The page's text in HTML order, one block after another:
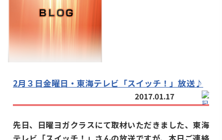
2月３日金曜日・東海テレビ「スイッチ！」放送♪
2017.01.17
先日、日曜ヨガクラスにて取材いただきました、東海